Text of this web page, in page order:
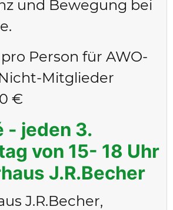
und Bewegung bei
Person für AWO-
Mitglieder
€
- jeden 3.
von 15- 18 Uhr
J.R.Becher
J.R.Becher,